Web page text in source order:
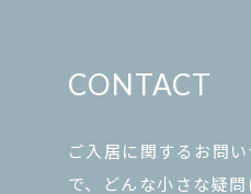
CONTACT
ご入居に関するお問
で、どんな小さな疑